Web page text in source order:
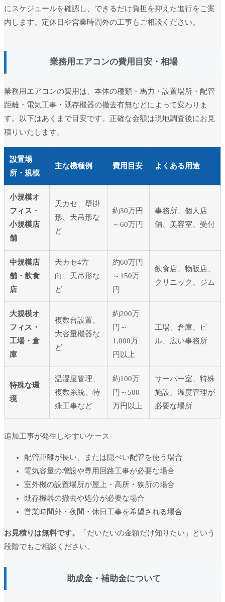
にスケジュールを確認し、できるだけ負担を抑えた進行をご案
内します。定休日や営業時間外の工事もご相談ください。
業務用エアコンの費用目安・相場
業務用エアコンの費用は、本体の種類・馬力・設置場所・配管
距離・電気工事・既存機器の撤去有無などによって変わりま
す。以下はあくまで目安です。正確な金額は現地調査後にお見
積りいたします。
設置場
所・規模
主な機種例 費用目安 よくある用途
小規模オ
フィス・
小規模店
舗
天カセ、壁掛
形、天吊形な
ど
約30万円
～60万円
事務所、個人店
舗、美容室、受付
中規模店
舗・飲食
店
天カセ4方
向、天吊形な
ど
約60万円
～150万
円
飲食店、物販店、
クリニック、ジム
大規模オ
フィス・
工場・倉
庫
複数台設置、
大容量機器な
ど
約200万
円～
1,000万
円以上
工場、倉庫、ビ
ル、広い事務所
特殊な環
境
温湿度管理、
複数系統、特
殊工事など
約100万
円～500
万円以上
サーバー室、特殊
施設、温度管理が
必要な場所
追加工事が発生しやすいケース
配管距離が長い、または隠ぺい配管を使う場合
電気容量の増設や専用回路工事が必要な場合
室外機の設置場所が屋上・高所・狭所の場合
既存機器の撤去や処分が必要な場合
営業時間外・夜間・休日工事を希望される場合
お見積りは無料です。
「だいたいの金額だけ知りたい」という
段階でもご相談ください。
助成金・補助金について